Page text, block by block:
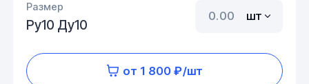
Размер
Ру10 Ду10
шт
от 1 800 ₽/шт